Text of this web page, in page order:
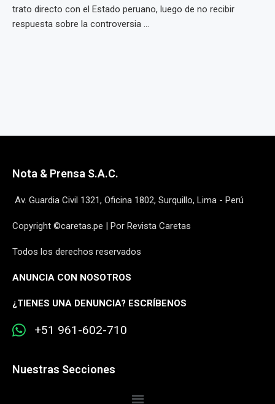
trato directo con el Estado peruano, luego de no recibir
respuesta sobre la controversia ...
Nota & Prensa S.A.C.
Av. Guardia Civil 1321, Oficina 1802, Surquillo, Lima - Perú
Copyright ©caretas.pe | Por Revista Caretas
Todos los derechos reservados
ANUNCIA CON NOSOTROS
¿TIENES UNA DENUNCIA? ESCRÍBENOS
+51 961-602-710
Nuestras Secciones